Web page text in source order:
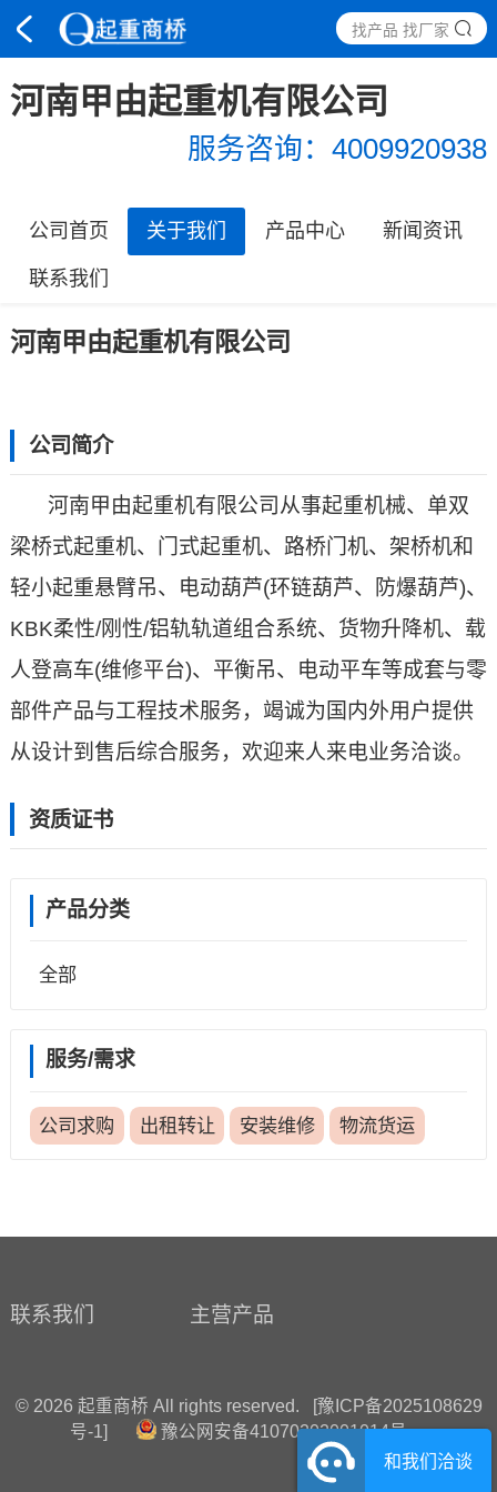
找产品 找厂家
河南甲由起重机有限公司
服务咨询：4009920938
公司首页 关于我们 产品中心 新闻资讯
联系我们
河南甲由起重机有限公司
公司简介
河南甲由起重机有限公司从事起重机械、单双
梁桥式起重机、门式起重机、路桥门机、架桥机和
轻小起重悬臂吊、电动葫芦(环链葫芦、防爆葫芦)、
KBK柔性/刚性/铝轨轨道组合系统、货物升降机、载
人登高车(维修平台)、平衡吊、电动平车等成套与零
部件产品与工程技术服务，竭诚为国内外用户提供
从设计到售后综合服务，欢迎来人来电业务洽谈。
资质证书
产品分类
全部
服务/需求
公司求购 出租转让 安装维修 物流货运
联系我们 主营产品
© 2026 起重商桥 All rights reserved.
[豫ICP备2025108629
号-1]
豫公网安备41070202001014号
和我们洽谈